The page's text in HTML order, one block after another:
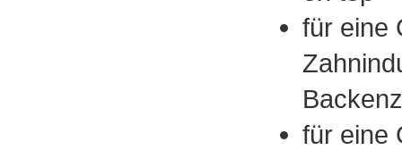
für eine
für eine